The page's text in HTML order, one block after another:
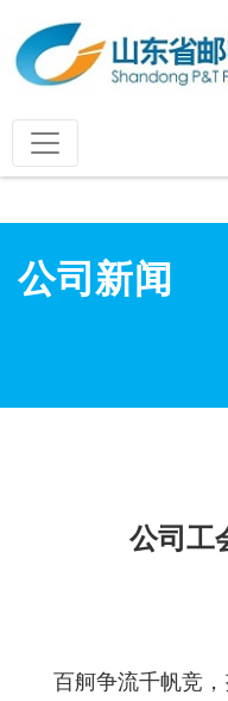
公司新闻